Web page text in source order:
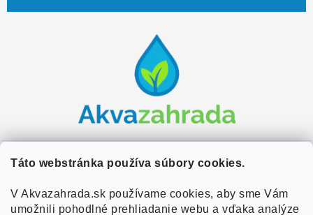
Táto webstránka používa súbory cookies.
V Akvazahrada.sk používame cookies, aby sme Vám
umožnili pohodlné prehliadanie webu a vďaka analýze
e
Zákaznícky servis
Doprava a platba
Užitočné informácie